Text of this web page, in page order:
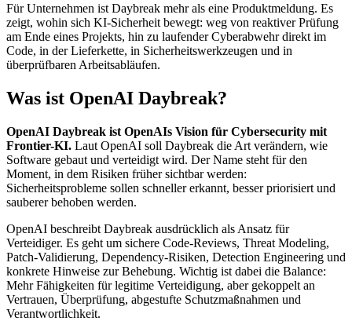
Für Unternehmen ist Daybreak mehr als eine Produktmeldung. Es
zeigt, wohin sich KI-Sicherheit bewegt: weg von reaktiver Prüfung
am Ende eines Projekts, hin zu laufender Cyberabwehr direkt im
Code, in der Lieferkette, in Sicherheitswerkzeugen und in
überprüfbaren Arbeitsabläufen.
Was ist OpenAI Daybreak?
OpenAI Daybreak ist OpenAIs Vision für Cybersecurity mit
Frontier-KI. Laut OpenAI soll Daybreak die Art verändern, wie
Software gebaut und verteidigt wird. Der Name steht für den
Moment, in dem Risiken früher sichtbar werden:
Sicherheitsprobleme sollen schneller erkannt, besser priorisiert und
sauberer behoben werden.
OpenAI beschreibt Daybreak ausdrücklich als Ansatz für
Verteidiger. Es geht um sichere Code-Reviews, Threat Modeling,
Patch-Validierung, Dependency-Risiken, Detection Engineering und
konkrete Hinweise zur Behebung. Wichtig ist dabei die Balance:
Mehr Fähigkeiten für legitime Verteidigung, aber gekoppelt an
Vertrauen, Überprüfung, abgestufte Schutzmaßnahmen und
Verantwortlichkeit.